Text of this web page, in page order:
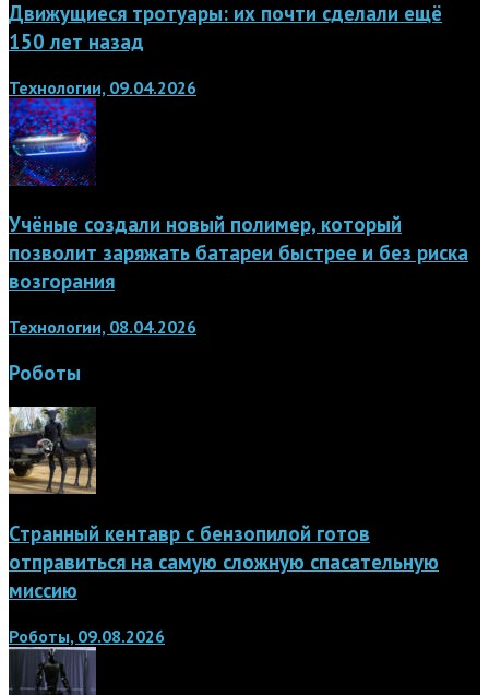
Движущиеся тротуары: их почти сделали ещё
150 лет назад
Технологии, 09.04.2026
Учёные создали новый полимер, который
позволит заряжать батареи быстрее и без риска
возгорания
Технологии, 08.04.2026
Роботы
Странный кентавр с бензопилой готов
отправиться на самую сложную спасательную
миссию
Роботы, 09.08.2026